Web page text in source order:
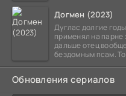
Догмен (2023)
Дуглас долгие
применял на парне
дальше отец
бездомным псам.
Обновления сериалов